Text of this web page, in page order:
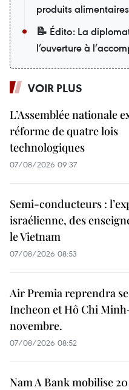
produits
📝 Édito: La
l’ouverture à
VOIR PLUS
L’Assemblée nationale
réforme de quatre lois
technologiques
07/08/2026 09:37
Semi-conducteurs :
israélienne, des
le Vietnam
07/08/2026 08:53
Air Premia reprendra
Incheon et Hô Chi
novembre.
07/08/2026 08:52
Nam A Bank mobilise